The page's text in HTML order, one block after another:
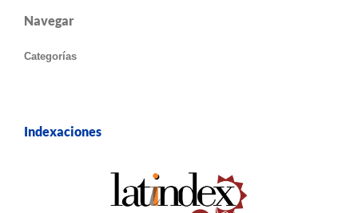
Navegar
Categorías
Indexaciones